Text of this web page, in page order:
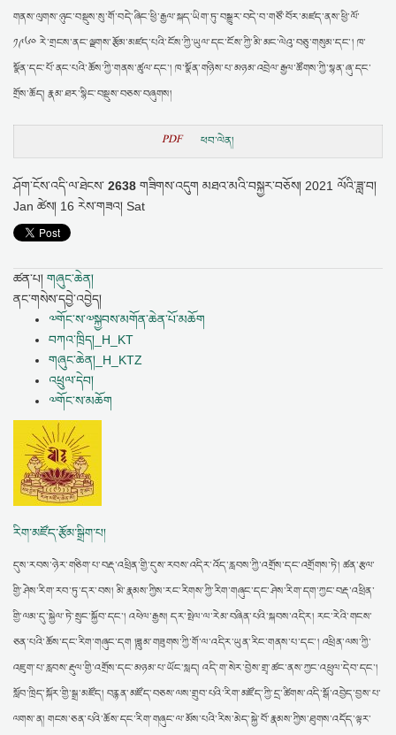
གནས་ལུགས་ཉུང་བསྡུས་སུ་གོ་བདེ་ཞིང་ཕྱི་རྒྱལ་སྐད་ཡིག་ཏུ་བསྒྱུར་བདེ་བ་གཙོ་བོར་མཛད་ནས་ཕྱི་ལོ་
༡༩༦༠ རེ་གྲངས་ནང་ལྗགས་རྩོམ་མཛད་པའི་ངོས་ཀྱི་ཡུལ་དང་ངོས་ཀྱི་མི་མང་ལེའུ་བཅུ་གསུམ་དང་། ཁ་
སྣོན་དང་པོ་ནང་པའི་ཆོས་ཀྱི་གནས་ཚུལ་དང་། ཁ་སྣོན་གཉིས་པ་མཉམ་འབྲེལ་རྒྱལ་ཚོགས་ཀྱི་སྙན་ཞུ་དང་
གྲོས་ཆོད། རྣམ་ཐར་སྙིང་བསྡུས་བཅས་བཞུགས།
PDF ཕབ་ལེན།
ཤོག་ངོས་འདི་ལ་ཐེངས་ 2638 གཟིགས་འདུག མཐའ་མའི་བསྐྱར་བཅོས། 2021 ལོའི་ཟླ་བ།
Jan ཚེས། 16 རེས་གཟའ། Sat
ཚན་པ། གཞུང་ཆེན།
ནང་གསེས་དབྱེ་འབྱེད།
༧གོང་ས་༧སྐྱབས་མགོན་ཆེན་པོ་མཆོག
བཀའ་ཁྲིད།_H_KT
གཞུང་ཆེན།_H_KTZ
འཕྲུལ་དེབ།
༧གོང་ས་མཆོག
རིག་མཛོད་རྩོམ་སྒྲིག་པ།
དུས་རབས་ཉེར་གཅིག་པ་བརྡ་འཕྲིན་གྱི་དུས་རབས་འདིར་འོད་རླབས་ཀྱི་འགྲོས་དང་འགྲོགས་ཏེ། ཚན་རྩལ་
གྱི་ཤེས་རིག་རབ་ཏུ་དར་བས། མི་རྣམས་ཀྱིས་རང་རིགས་ཀྱི་རིག་གཞུང་དང་ཤེས་རིག་དག་ཀྱང་བརྡ་འཕྲིན་
གྱི་ལམ་དུ་སྐྱེལ་ཏེ་སྲུང་སྐྱོབ་དང་། འཕེལ་རྒྱས། དར་སྤེལ་ལ་རེམ་བཞིན་པའི་སྐབས་འདིར། རང་རེའི་གངས་
ཅན་པའི་ཆོས་དང་རིག་གཞུང་དག །ཟླུམ་གཟུགས་ཀྱི་གོ་ལ་འདིར་ཡུན་རིང་གནས་པ་དང་། འཕྲིན་ལས་ཀྱི་
འཇུག་པ་རླབས་རྡུལ་གྱི་འགྲོས་དང་མཉམ་པ་ཡོང་སླད། འདི་ག་སེར་བྱེས་གྲྭ་ཚང་ནས་ཀྱང་འཕྲུལ་དེབ་དང་།
སློབ་ཁྲིད་སྐོར་གྱི་སྒྲ་མཛོད། བརྙན་མཛོད་བཅས་ལས་གྲུབ་པའི་རིག་མཛོད་ཀྱི་དྲ་ཚིགས་འདི་སྒོ་འབྱེད་བྱས་པ་
ལགས་ན། གངས་ཅན་པའི་ཆོས་དང་རིག་གཞུང་ལ་མོས་པའི་རིས་མེད་སྐྱེ་བོ་རྣམས་ཀྱིས་ཐུགས་འདོད་ལྟར་